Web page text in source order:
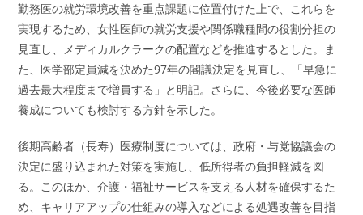
勤務医の就労環境改善を重点課題に位置付けた上で、これらを
実現するため、女性医師の就労支援や関係職種間の役割分担の
見直し、メディカルクラークの配置などを推進するとした。ま
た、医学部定員減を決めた97年の閣議決定を見直し、「早急に
過去最大程度まで増員する」と明記。さらに、今後必要な医師
養成についても検討する方針を示した。
後期高齢者（長寿）医療制度については、政府・与党協議会の
決定に盛り込まれた対策を実施し、低所得者の負担軽減を図
る。このほか、介護・福祉サービスを支える人材を確保するた
め、キャリアアップの仕組みの導入などによる処遇改善を目指